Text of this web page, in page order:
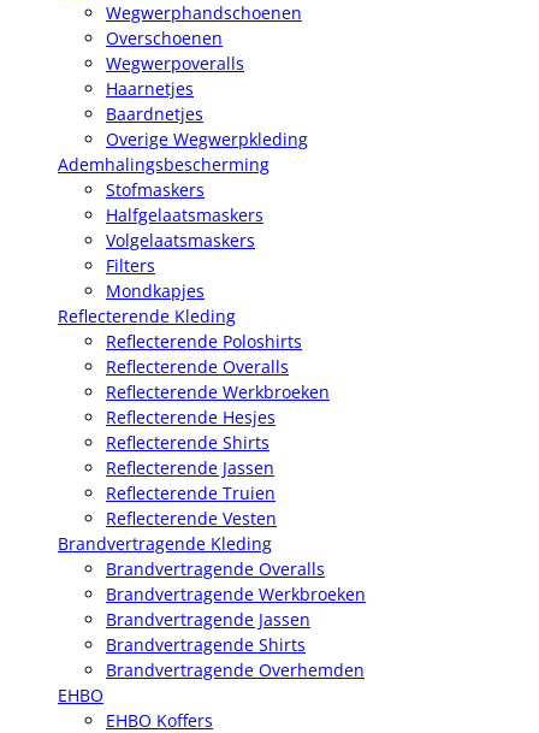
Wegwerphandschoenen
Overschoenen
Wegwerpoveralls
Haarnetjes
Baardnetjes
Overige Wegwerpkleding
Ademhalingsbescherming
Stofmaskers
Halfgelaatsmaskers
Volgelaatsmaskers
Filters
Mondkapjes
Reflecterende Kleding
Reflecterende Poloshirts
Reflecterende Overalls
Reflecterende Werkbroeken
Reflecterende Hesjes
Reflecterende Shirts
Reflecterende Jassen
Reflecterende Truien
Reflecterende Vesten
Brandvertragende Kleding
Brandvertragende Overalls
Brandvertragende Werkbroeken
Brandvertragende Jassen
Brandvertragende Shirts
Brandvertragende Overhemden
EHBO
EHBO Koffers